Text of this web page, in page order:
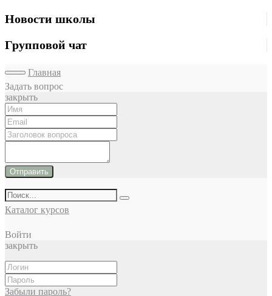
Новости школы
Групповой чат
Главная
Задать вопрос
закрыть
Отправить
Каталог курсов
Войти
закрыть
Забыли пароль?